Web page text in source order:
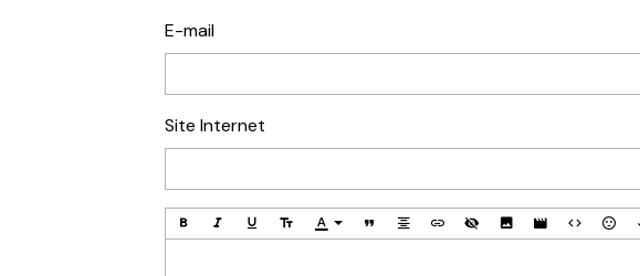
E-mail
Site Internet